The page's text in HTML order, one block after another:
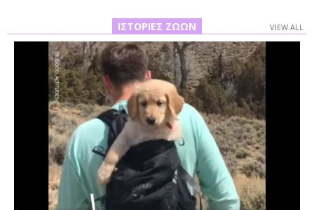
ΙΣΤΟΡΊΕΣ ΖΏΩΝ VIEW ALL